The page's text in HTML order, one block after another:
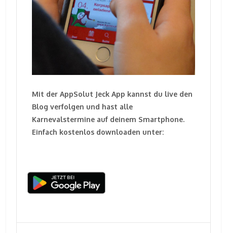
Mit der AppSolut Jeck App kannst du live den
Blog verfolgen und hast alle
Karnevalstermine auf deinem Smartphone.
Einfach kostenlos downloaden unter: